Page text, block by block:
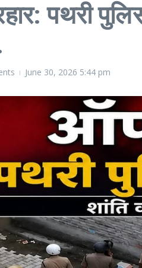
पथरी
June 30, 2026 5:44 pm